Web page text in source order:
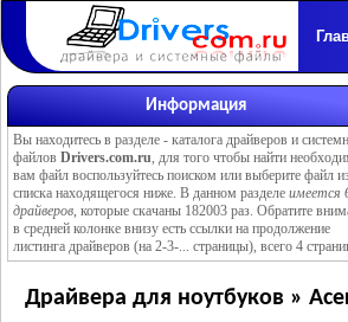
Информация
Вы находитесь в разделе - каталога драйверов и
файлов Drivers.com.ru, для того чтобы найти
вам файл воспользуйтесь поиском или выберите файл
списка находящегося ниже. В данном разделе имеется
драйверов, которые скачаны 182003 раз. Обратите
в средней колонке внизу есть ссылки на продолжение
листинга драйверов (на 2-3-... страницы), всего 4
Драйвера для ноутбуков »